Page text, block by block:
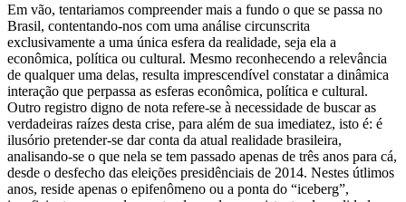
Em vão, tentariamos compreender mais a fundo o que se passa no
Brasil, contentando-nos com uma análise circunscrita
exclusivamente a uma única esfera da realidade, seja ela a
econômica, política ou cultural. Mesmo reconhecendo a relevância
de qualquer uma delas, resulta imprescendível constatar a dinâmica
interação que perpassa as esferas econômica, política e cultural.
Outro registro digno de nota refere-se à necessidade de buscar as
verdadeiras raízes desta crise, para além de sua imediatez, isto é: é
ilusório pretender-se dar conta da atual realidade brasileira,
analisando-se o que nela se tem passado apenas de três anos para cá,
desde o desfecho das eleições presidênciais de 2014. Nestes útlimos
anos, reside apenas o epifenômeno ou a ponta do “iceberg”,